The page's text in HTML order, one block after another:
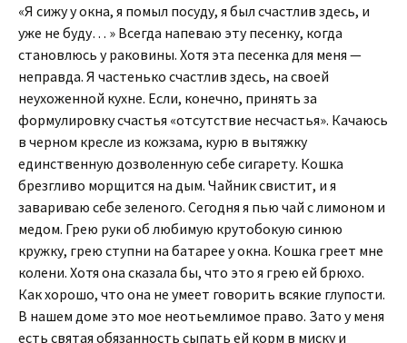
«Я сижу у окна, я помыл посуду, я был счастлив здесь, и
уже не буду… » Всегда напеваю эту песенку, когда
становлюсь у раковины. Хотя эта песенка для меня —
неправда. Я частенько счастлив здесь, на своей
неухоженной кухне. Если, конечно, принять за
формулировку счастья «отсутствие несчастья». Качаюсь
в черном кресле из кожзама, курю в вытяжку
единственную дозволенную себе сигарету. Кошка
брезгливо морщится на дым. Чайник свистит, и я
завариваю себе зеленого. Сегодня я пью чай с лимоном и
медом. Грею руки об любимую крутобокую синюю
кружку, грею ступни на батарее у окна. Кошка греет мне
колени. Хотя она сказала бы, что это я грею ей брюхо.
Как хорошо, что она не умеет говорить всякие глупости.
В нашем доме это мое неотьемлимое право. Зато у меня
есть святая обязанность сыпать ей корм в миску и